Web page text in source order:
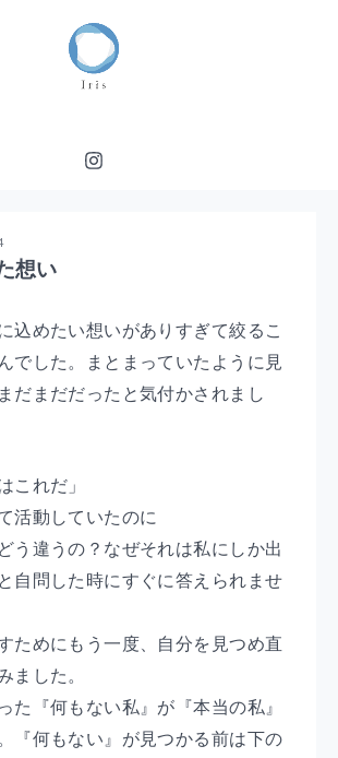
想い
込めたい想いがありすぎて絞るこ
でした。まとまっていたように見
だまだだったと気付かされまし
これだ」
活動していたのに
う違うの？なぜそれは私にしか出
自問した時にすぐに答えられませ
ためにもう一度、自分を見つめ直
ました。
た『何もない私』が『本当の私』
『何もない』が見つかる前は下の